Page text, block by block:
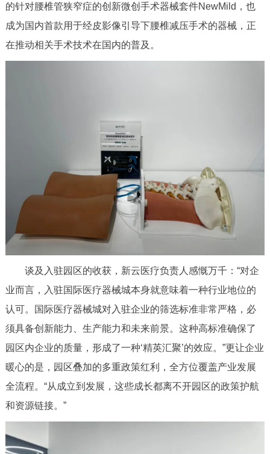
的针对腰椎管狭窄症的创新微创手术器械套件NewMild，也
成为国内首款用于经皮影像引导下腰椎减压手术的器械，正
在推动相关手术技术在国内的普及。
谈及入驻园区的收获，新云医疗负责人感慨万千：“对企
业而言，入驻国际医疗器械城本身就意味着一种行业地位的
认可。国际医疗器械城对入驻企业的筛选标准非常严格，必
须具备创新能力、生产能力和未来前景。这种高标准确保了
园区内企业的质量，形成了一种‘精英汇聚’的效应。”更让企业
暖心的是，园区叠加的多重政策红利，全方位覆盖产业发展
全流程。“从成立到发展，这些成长都离不开园区的政策护航
和资源链接。”